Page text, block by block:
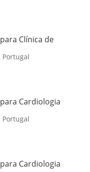
Clínica de
Cardiologia
Cardiologia